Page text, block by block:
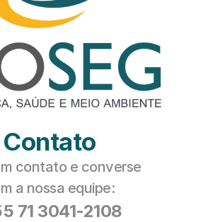
Contato
contato e converse
a nossa equipe:
71 3041-2108